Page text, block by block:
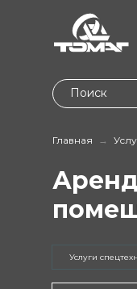
Главная →
Поиск
Услуги